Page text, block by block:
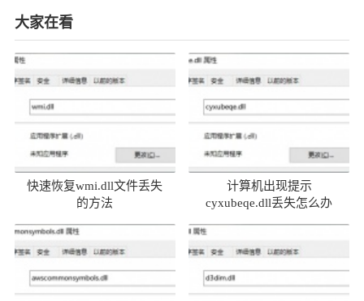
大家在看
快速恢复wmi.dll文件丢失
的方法
计算机出现提示
cyxubeqe.dll丢失怎么办